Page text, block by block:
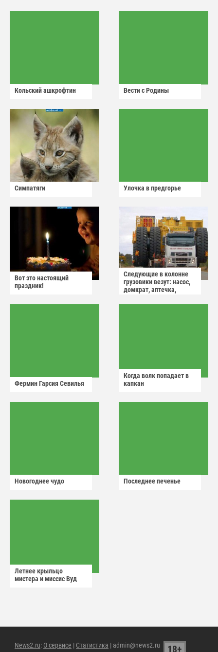
Кольский ашкрофтин Вести с Родины
Симпатяги Улочка в предгорье
Вот это настоящий
праздник!
Следующие в колонне
грузовики везут: насос,
домкрат, аптечка,
Фермин Гарсия Севилья
Когда волк попадает в
капкан
Новогоднее чудо Последнее печенье
Летнее крыльцо
мистера и миссис Вуд
News2.ru: О сервисе | Статистика | admin@news2.ru 18+